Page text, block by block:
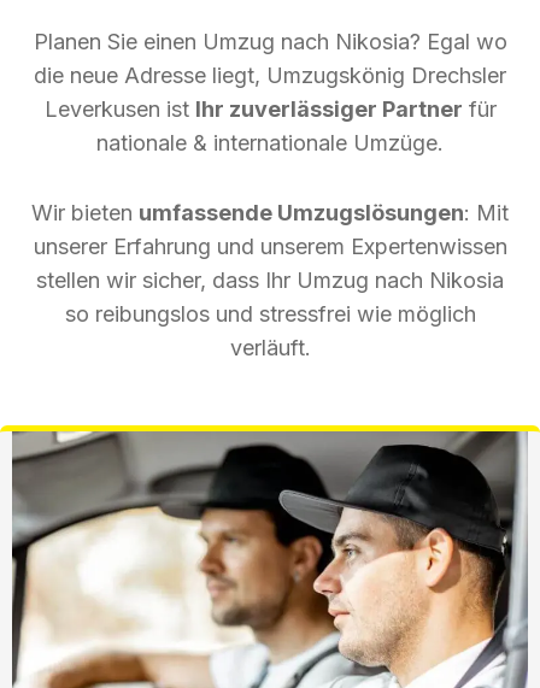
Planen Sie einen Umzug nach Nikosia? Egal wo
die neue Adresse liegt, Umzugskönig Drechsler
Leverkusen ist Ihr zuverlässiger Partner für
nationale & internationale Umzüge.
Wir bieten umfassende Umzugslösungen: Mit
unserer Erfahrung und unserem Expertenwissen
stellen wir sicher, dass Ihr Umzug nach Nikosia
so reibungslos und stressfrei wie möglich
verläuft.